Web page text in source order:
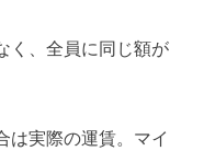
く、全員に同じ額が
は実際の運賃。マイ